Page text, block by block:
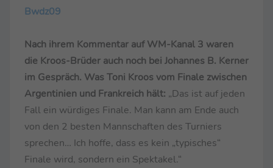
Bwdz09
Nach ihrem Kommentar auf WM-Kanal 3 waren
die Kroos-Brüder auch noch bei Johannes B. Kerner
im Gespräch. Was Toni Kroos vom Finale zwischen
Argentinien und Frankreich hält: „Das ist auf jeden
Fall ein würdiges Finale. Man kann am Ende auch
von den 2 besten Mannschaften des Turniers
sprechen… Ich hoffe, dass es kein „typisches“
Finale wird, sondern ein Spektakel.“